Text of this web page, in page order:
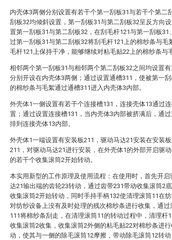
内壳体3两侧分别设置有若干个第一刮板31与若干个第二
刮板32均倾斜设置，第一刮板31与第二刮板32呈反方向
置第一刮板31与第二刮板32，在刮毛杆121与第一刮板31
过第一刮板31与第二刮板32将刮毛杆121上的棉纱条与毛
毛杆121上保持干净，能够继续对粘毛贴22上的棉纱条与
相邻两个第一刮板31与相邻两个第二刮板32之间均设置
分别开设在内壳体3两侧；通过设置通槽311，使被第一
的棉纱条与毛絮通过通槽311进入内壳体3内部。
外壳体1一侧设置有若干个连接槽131，连接壳体13通过
置；通过设置连接槽131，当内壳体3内部被挤满后，通
排到连接壳体13内部。
外壳体1一端设置有安装板211，驱动马达21安装在安装
211，对驱动马达21进行安装，在外壳体1的外部开启驱
的若干个收集滚筒2开始转动。
本实用新型的工作原理及使用流程：在使用时，首先开
达21输出端的齿轮23转动，通过齿带231带动收集滚筒2
收集滚筒2开始转动，同时手持手柄132使清理滚筒11在
对纺纱设备上没有及时处理的残次棉纱条进行收集，通
111将棉纱条刮走，在清理滚筒11的转动过程中，清理杆
收集滚筒2收集，收集滚筒2外侧的粘毛贴22对棉纱条进
动，使其与一侧的除毛滚筒12摩擦，带动除毛滚筒12转